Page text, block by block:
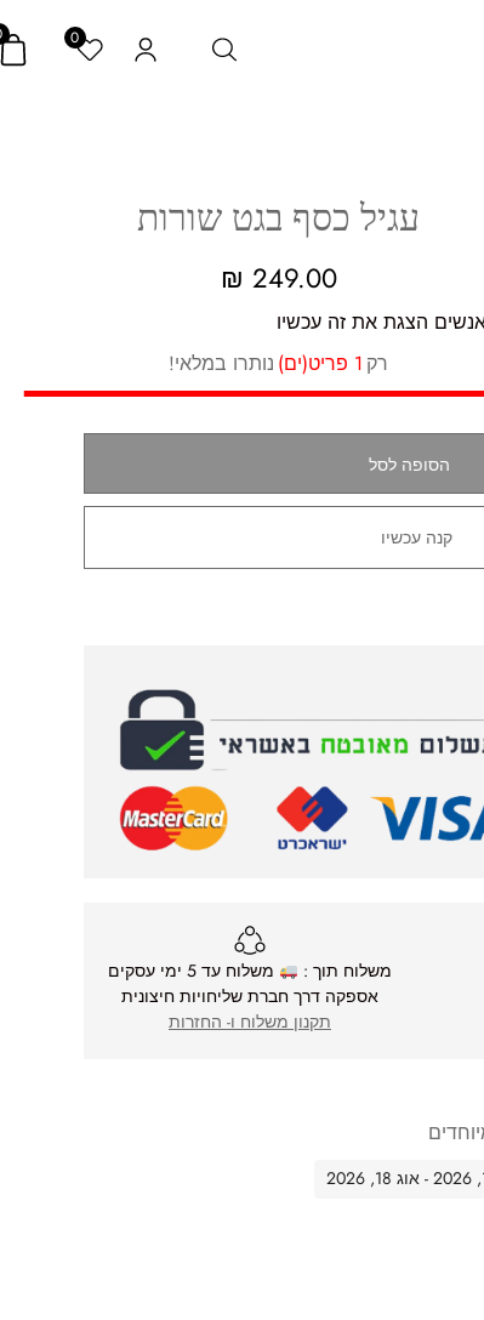
0
עגיל כסף בגט שורות
249.00
₪
הצגת את זה עכשיו
רק 1 פריט(ים) נותרו במלאי!
הסופה לסל
קנה עכשיו
משלוח תוך :
משלוח עד 5 ימי עסקים
אספקה דרך חברת שליחויות חיצונית
תקנון משלוח ו- החזרות